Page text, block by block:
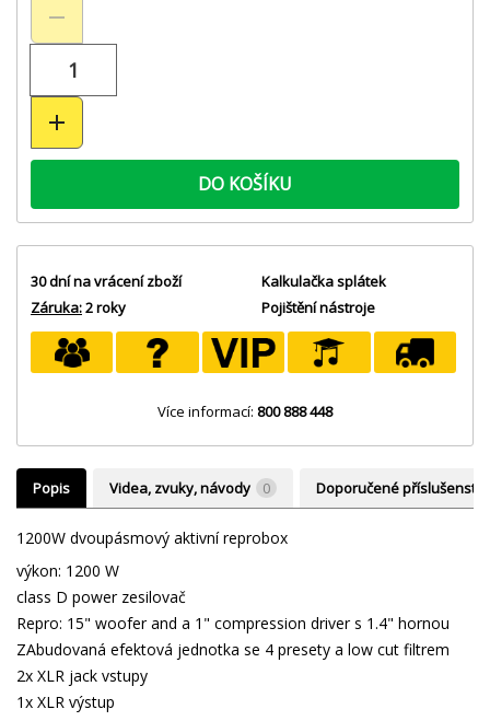
DO KOŠÍKU
30 dní na vrácení zboží
Záruka:2 roky
Kalkulačka splátek
Pojištění nástroje
Více informací: 800 888 448
Popis Videa, zvuky, návody 0 Doporučené příslušenství
1200W dvoupásmový aktivní reprobox
výkon: 1200 W
class D power zesilovač
Repro: 15" woofer and a 1" compression driver s 1.4" hornou
ZAbudovaná efektová jednotka se 4 presety a low cut filtrem
2x XLR jack vstupy
1x XLR výstup